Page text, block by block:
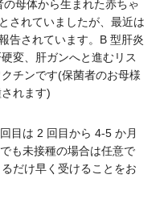
母体から生まれた赤ちゃ
されていましたが、最近は
告されています。B 型肝炎
変、肝ガンへと進むリス
チンです(保菌者のお母様
れます)
目は 2 回目から 4-5 か月
も未接種の場合は任意で
だけ早く受けることをお